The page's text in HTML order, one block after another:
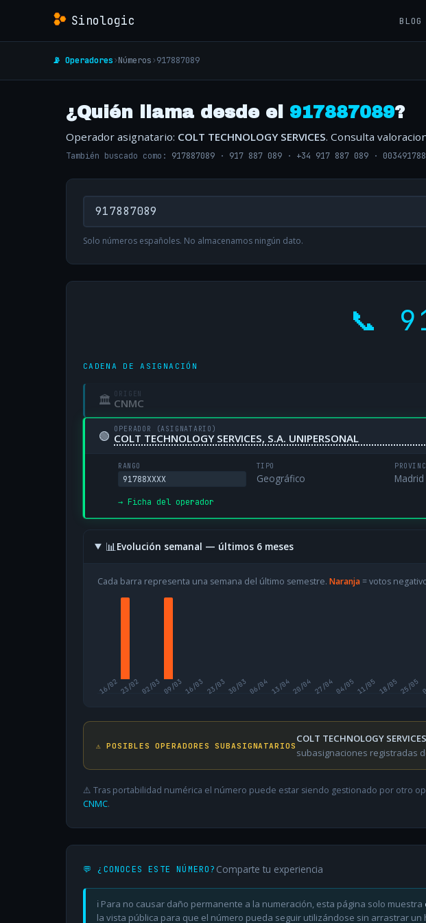
Sinologic BLOG
📡 Operadores›Números›917887089
¿Quién llama desde el 917887089?
Operador asignatario: COLT TECHNOLOGY SERVICES. Consulta
También buscado como: 917887089 · 917 887 089 · +34 917 887 089 ·
Solo números españoles. No almacenamos ningún dato.
📞
CADENA DE ASIGNACIÓN
🏛 ORIGEN
CNMC
🟢 OPERADOR (ASIGNATARIO)
COLT TECHNOLOGY SERVICES, S.A. UNIPERSONAL
RANGO
91788XXXX
TIPO
Geográfico Madrid
→ Ficha del operador
📊Evolución semanal — últimos 6 meses
Cada barra representa una semana del último semestre. Naranja= votos
16/0223/0202/03 09/03 16/03 23/03 30/03 06/04 13/0420/04 27/0404/0511/05 18/0525/05
⚠️ POSIBLES OPERADORES SUBASIGNATARIOS
COLT TECHNOLOGY
subasignaciones registradas
⚠️ Tras portabilidad numérica el número puede estar siendo gestionado por otro
CNMC.
💬 ¿CONOCES ESTE NÚMERO? Comparte tu experiencia
ℹ️ Para no causar daño permanente a la numeración, esta página solo muestra
la vista pública para que el número pueda seguir utilizándose sin arrastrar